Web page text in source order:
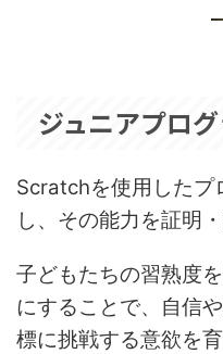
ジュニアプロ
Scratchを使用したプ
し、その能力を証明
子どもたちの習熟度
にすることで、自信
標に挑戦する意欲を